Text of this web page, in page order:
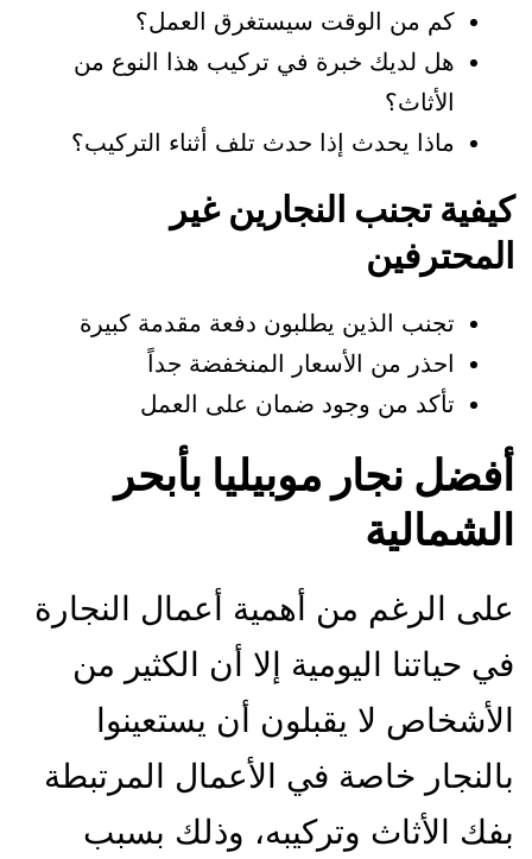
كم من الوقت سيستغرق العمل؟
هل لديك خبرة في تركيب هذا النوع من
الأثاث؟
ماذا يحدث إذا حدث تلف أثناء التركيب؟
تجنب النجارين غير
تجنب الذين يطلبون دفعة مقدمة كبيرة
احذر من الأسعار المنخفضة جداً
تأكد من وجود ضمان على العمل
نجار موبيليا بأبحر
الرغم من أهمية أعمال النجارة
حياتنا اليومية إلا أن الكثير من
لا يقبلون أن يستعينوا
خاصة في الأعمال المرتبطة
الأثاث وتركيبه، وذلك بسبب